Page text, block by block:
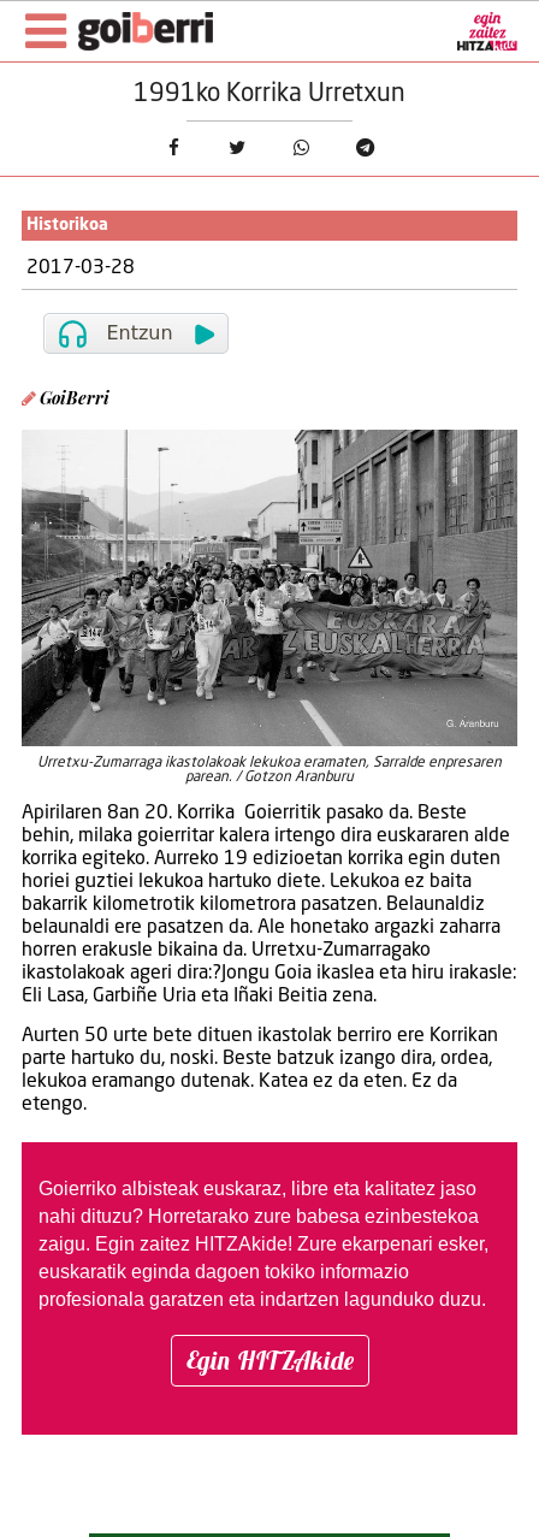
1991ko Korrika Urretxun
Historikoa
2017-03-28
GoiBerri
Urretxu-Zumarraga ikastolakoak lekukoa eramaten, Sarralde enpresaren
parean. / Gotzon Aranburu
Apirilaren 8an 20. Korrika Goierritik pasako da. Beste
behin, milaka goierritar kalera irtengo dira euskararen alde
korrika egiteko. Aurreko 19 edizioetan korrika egin duten
horiei guztiei lekukoa hartuko diete. Lekukoa ez baita
bakarrik kilometrotik kilometrora pasatzen. Belaunaldiz
belaunaldi ere pasatzen da. Ale honetako argazki zaharra
horren erakusle bikaina da. Urretxu-Zumarragako
ikastolakoak ageri dira:?Jongu Goia ikaslea eta hiru irakasle:
Eli Lasa, Garbiñe Uria eta Iñaki Beitia zena.
Aurten 50 urte bete dituen ikastolak berriro ere Korrikan
parte hartuko du, noski. Beste batzuk izango dira, ordea,
lekukoa eramango dutenak. Katea ez da eten. Ez da
etengo.
Goierriko albisteak euskaraz, libre eta kalitatez jaso
nahi dituzu? Horretarako zure babesa ezinbestekoa
zaigu. Egin zaitez HITZAkide! Zure ekarpenari esker,
euskaratik eginda dagoen tokiko informazio
profesionala garatzen eta indartzen lagunduko duzu.
Egin HITZAkide